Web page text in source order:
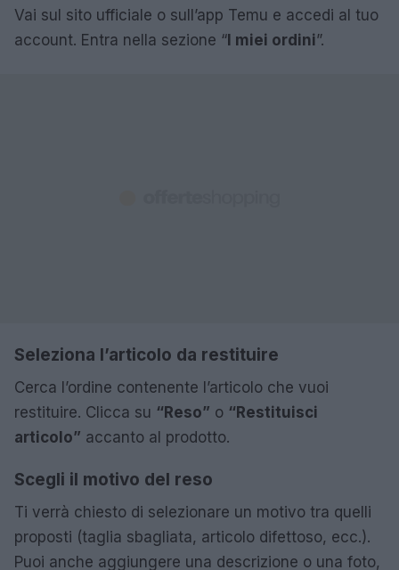
Vai sul sito ufficiale o sull’app Temu e accedi al tuo
account. Entra nella sezione “ I miei ordini”.
Seleziona l’articolo da restituire
Cerca l’ordine contenente l’articolo che vuoi
restituire. Clicca su “Reso” o “Restituisci
articolo” accanto al prodotto.
Scegli il motivo del reso
Ti verrà chiesto di selezionare un motivo tra quelli
proposti (taglia sbagliata, articolo difettoso, ecc.).
Puoi anche aggiungere una descrizione o una foto,